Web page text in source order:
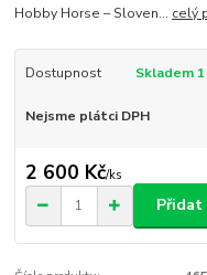
Hobby Horse – Sloven... celý
Dostupnost Skladem
Nejsme plátci DPH
2 600 Kč/ks
Přidat